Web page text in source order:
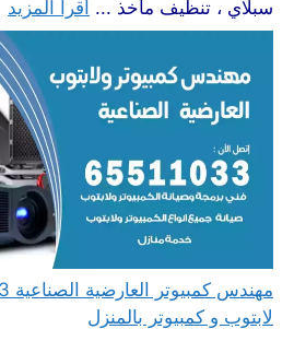
سبلاي ، تنظيف مآخذ ... اقرأ المزيد
لابتوب و كمبيوتر بالمنزل